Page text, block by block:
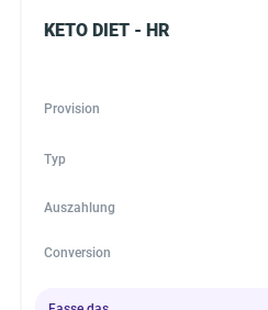
KETO DIET - HR
Provision
Typ
Auszahlung
Conversion